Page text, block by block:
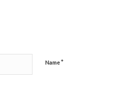
Name*